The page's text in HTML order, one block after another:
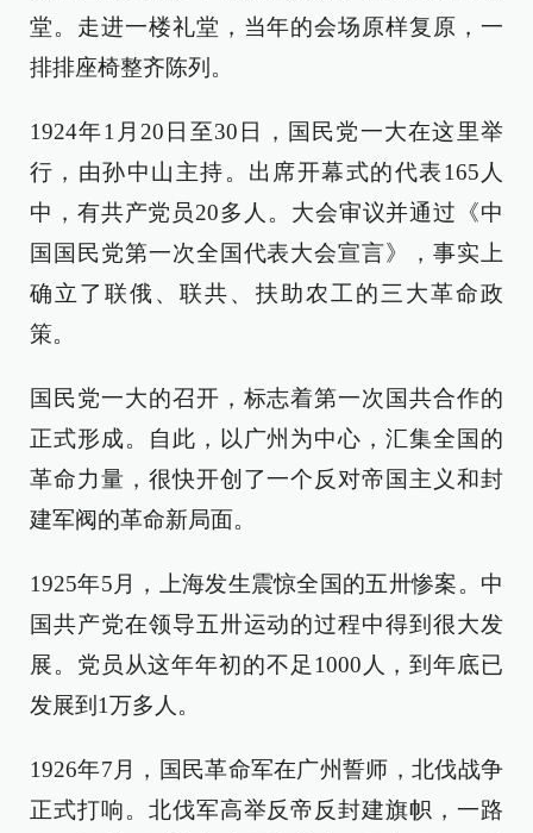
堂。走进一楼礼堂，当年的会场原样复原，一
排排座椅整齐陈列。
1924年1月20日至30日，国民党一大在这里举
行，由孙中山主持。出席开幕式的代表165人
中，有共产党员20多人。大会审议并通过《中
国国民党第一次全国代表大会宣言》，事实上
确立了联俄、联共、扶助农工的三大革命政
策。
国民党一大的召开，标志着第一次国共合作的
正式形成。自此，以广州为中心，汇集全国的
革命力量，很快开创了一个反对帝国主义和封
建军阀的革命新局面。
1925年5月，上海发生震惊全国的五卅惨案。中
国共产党在领导五卅运动的过程中得到很大发
展。党员从这年年初的不足1000人，到年底已
发展到1万多人。
1926年7月，国民革命军在广州誓师，北伐战争
正式打响。北伐军高举反帝反封建旗帜，一路